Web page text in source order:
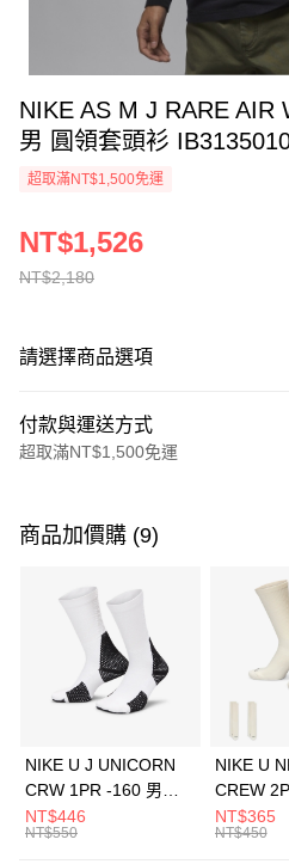
NIKE AS M J RARE AIR
男 圓領套頭衫
超取滿NT$1,500免運
NT$2,180
NT$1,526
請選擇商品選項
付款與運送方式
超取滿NT$1,500免運
信用卡一次付款
3 期 0 利率 每期
合作金庫商業銀行
華南商業銀行
上海商業儲蓄銀行
元大商業銀行
Apple Pay
全盈+PAY
AFTEE先享後付
商品加價購 (9)
NIKE U J UNICORN
CRW 1PR -160 男女
中統襪 FZ3393100
NT$446
NT$550
NIKE U
CREW
EMBRDY
NT$365
NT$450